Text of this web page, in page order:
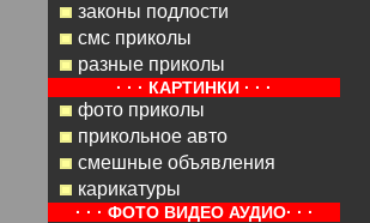
законы подлости
смс приколы
разные приколы
· · · КАРТИНКИ · · ·
фото приколы
прикольное авто
смешные объявления
карикатуры
· · · ФОТО ВИДЕО АУДИО· · ·